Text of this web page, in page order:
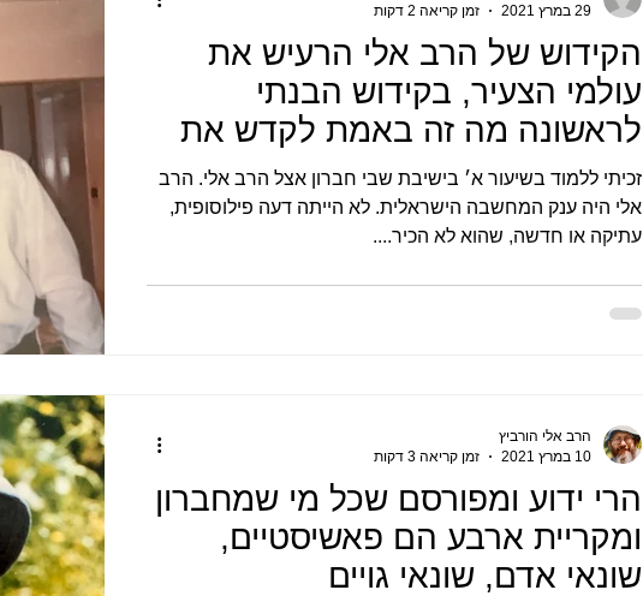
הקידוש של הרב אלי הרעיש את
עולמי הצעיר, בקידוש הבנתי
לראשונה מה זה באמת לקדש את
יום השביעי
זכיתי ללמוד בשיעור א׳ בישיבת שבי חברון אצל הרב אלי. הרב
אלי היה ענק המחשבה הישראלית. לא הייתה דעה פילוסופית,
עתיקה או חדשה, שהוא לא הכיר....
29 במרץ 2021
זמן קריאה 2 דקות
הרי ידוע ומפורסם שכל מי שמחברון
ומקריית ארבע הם פאשיסטיים,
שונאי אדם, שונאי גויים
הרב אלי הורביץ
10 במרץ 2021
זמן קריאה 3 דקות